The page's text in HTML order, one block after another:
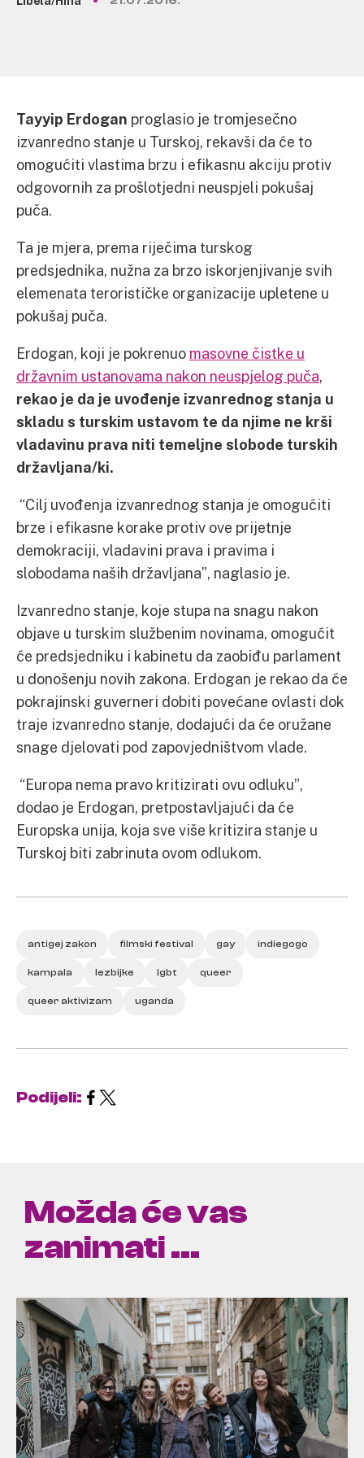
Tayyip Erdogan proglasio je tromjesečno
izvanredno stanje u Turskoj, rekavši da će to
omogućiti vlastima brzu i efikasnu akciju protiv
odgovornih za prošlotjedni neuspjeli pokušaj
puča.
Ta je mjera, prema riječima turskog
predsjednika, nužna za brzo iskorjenjivanje svih
elemenata terorističke organizacije upletene u
pokušaj puča.
Erdogan, koji je pokrenuo masovne čistke u
državnim ustanovama nakon neuspjelog puča,
rekao je da je uvođenje izvanrednog stanja u
skladu s turskim ustavom te da njime ne krši
vladavinu prava niti temeljne slobode turskih
državljana/ki.
“Cilj uvođenja izvanrednog stanja je omogućiti
brze i efikasne korake protiv ove prijetnje
demokraciji, vladavini prava i pravima i
slobodama naših državljana”, naglasio je.
Izvanredno stanje, koje stupa na snagu nakon
objave u turskim službenim novinama, omogućit
će predsjedniku i kabinetu da zaobiđu parlament
u donošenju novih zakona. Erdogan je rekao da će
pokrajinski guverneri dobiti povećane ovlasti dok
traje izvanredno stanje, dodajući da će oružane
snage djelovati pod zapovjedništvom vlade.
“Europa nema pravo kritizirati ovu odluku”,
dodao je Erdogan, pretpostavljajući da će
Europska unija, koja sve više kritizira stanje u
Turskoj biti zabrinuta ovom odlukom.
antigej zakon filmski festival gay indiegogo
kampala lezbijke lgbt queer
queer aktivizam uganda
Podijeli:
Možda će vas
zanimati ...